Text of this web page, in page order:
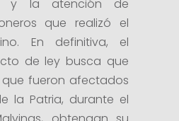
y la atención de
que realizó el
En definitiva, el
de ley busca que
fueron afectados
la Patria, durante el